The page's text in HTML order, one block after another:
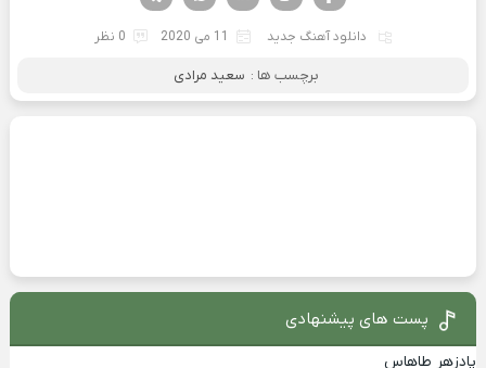
دانلود آهنگ جدید 11 می 2020 0 نظر
برچسب ها : سعید مرادی
پست های پیشنهادی
پادزهر طاهاس